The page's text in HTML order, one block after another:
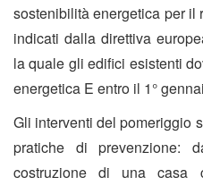
sostenibilità energetica per
indicati dalla direttiva
la quale gli edifici esistenti
energetica E entro il 1°
Gli interventi del pomeriggio
pratiche di prevenzione:
costruzione di una casa